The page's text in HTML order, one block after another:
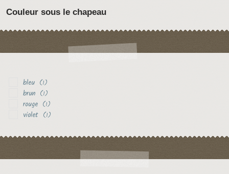
Couleur sous le chapeau
bleu (1)
brun (1)
rouge (1)
violet (1)